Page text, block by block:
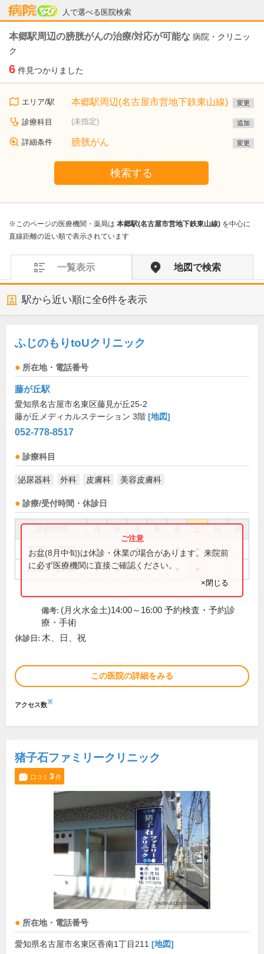
人で選べる医院検索
病院なび
本郷駅周辺の膀胱がんの治療/対応が可能な 病院・クリニッ
ク
6 件見つかりました
エリア/駅 本郷駅周辺(名古屋市営地下鉄東山線) 変更
診療科目 (未指定) 追加
詳細条件 膀胱がん 変更
検索する
※このページの医療機関・薬局は 本郷駅(名古屋市営地下鉄東山線) を中心に
直線距離の近い順で表示されています
一覧表示 地図で検索
駅から近い順に全6件を表示
ふじのもりtoUクリニック
所在地・電話番号
藤が丘駅
愛知県名古屋市名東区藤見が丘25-2
藤が丘メディカルステーション 3階 [地図]
052-778-8517
診療科目
泌尿器科 外科 皮膚科 美容皮膚科
診療/受付時間・休診日
祝
9:00～12:00 ● ● ● ●
16:00～19:00 ● ● ●
お盆(8月中旬)は休診・休業の場合があります。来院前
に必ず医療機関に直接ご確認ください。
×閉じる
備考: (月火水金土)14:00～16:00 予約検査・予約診
療・手術
休診日: 木、日、祝
この医院の詳細をみる
アクセス数※
猪子石ファミリークリニック
口コミ 3件
所在地・電話番号
愛知県名古屋市名東区香南1丁目211 [地図]